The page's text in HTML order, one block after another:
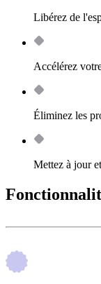
Libérez de
Accélérez
Éliminez les
Mettez à jour